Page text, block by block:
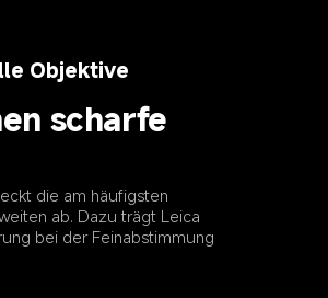
Objektive
scharfe
die am häufigsten
ab. Dazu trägt Leica
bei der Feinabstimmung